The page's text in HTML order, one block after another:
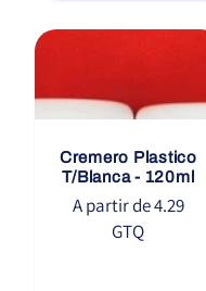
Cremero Plastico
T/Blanca - 120ml
Precio
habitual
A partir de 4.29
GTQ